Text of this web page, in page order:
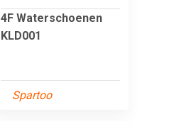
4F Waterschoenen
KLD001
Spartoo